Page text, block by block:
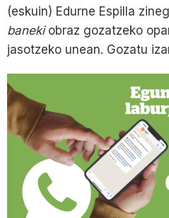
(eskuin) Edurne Espilla
banekiobraz gozatzeko
jasotzeko unean. Gozatu